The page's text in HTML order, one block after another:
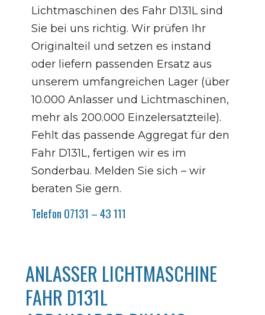
Lichtmaschinen des Fahr D131L sind
Sie bei uns richtig. Wir prüfen Ihr
Originalteil und setzen es instand
oder liefern passenden Ersatz aus
unserem umfangreichen Lager (über
10.000 Anlasser und Lichtmaschinen,
mehr als 200.000 Einzelersatzteile).
Fehlt das passende Aggregat für den
Fahr D131L, fertigen wir es im
Sonderbau. Melden Sie sich – wir
beraten Sie gern.
Telefon 07131 – 43 111
ANLASSER LICHTMASCHINE
FAHR D131L